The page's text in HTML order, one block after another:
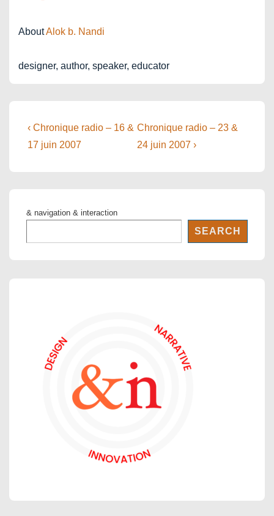
AboutAlok b. Nandi
designer, author, speaker, educator
Post
navigation
Previous
Post
‹ Chronique radio – 16 &
17 juin 2007
Next
Post
Chronique radio – 23 &
24 juin 2007 ›
& navigation & interaction
SEARCH